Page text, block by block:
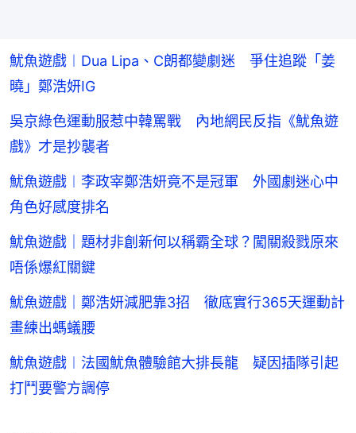
魷魚遊戲︱Dua Lipa、C朗都變劇迷 爭住追蹤「姜
曉」鄭浩妍IG
吳京綠色運動服惹中韓罵戰 內地網民反指《魷魚遊
戲》才是抄襲者
魷魚遊戲︱李政宰鄭浩妍竟不是冠軍 外國劇迷心中
角色好感度排名
魷魚遊戲｜題材非創新何以稱霸全球？闖關殺戮原來
唔係爆紅關鍵
魷魚遊戲｜鄭浩妍減肥靠3招 徹底實行365天運動計
畫練出螞蟻腰
魷魚遊戲︱法國魷魚體驗館大排長龍 疑因插隊引起
打鬥要警方調停